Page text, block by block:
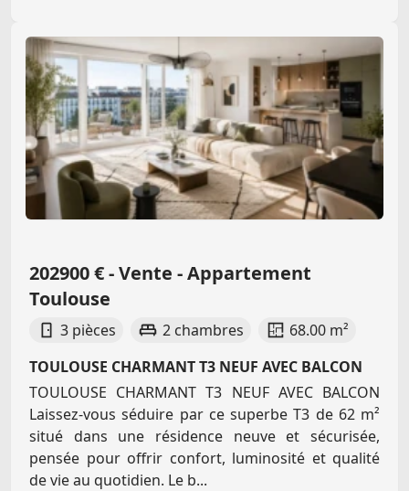
202900 € - Vente - Appartement
Toulouse
3 pièces 2 chambres
68.00 m²
TOULOUSE CHARMANT T3 NEUF AVEC BALCON
TOULOUSE CHARMANT T3 NEUF AVEC BALCON
Laissez-vous séduire par ce superbe T3 de 62 m²
situé dans une résidence neuve et sécurisée,
pensée pour offrir confort, luminosité et qualité
de vie au quotidien. Le b...